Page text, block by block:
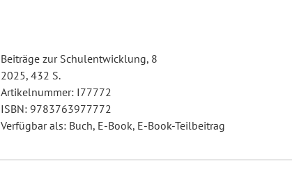
Beiträge zur Schulentwicklung, 8
2025, 432 S.
Artikelnummer: I77772
ISBN: 9783763977772
Verfügbar als: Buch, E-Book, E-Book-Teilbeitrag